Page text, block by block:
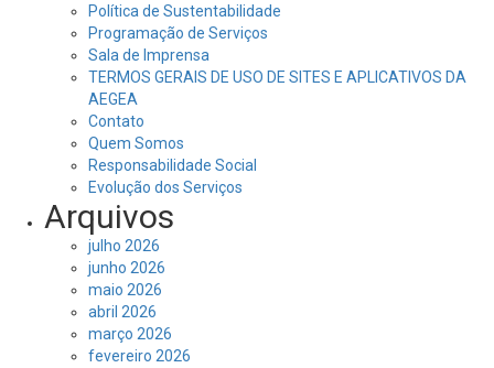
Política de Sustentabilidade
Programação de Serviços
Sala de Imprensa
TERMOS GERAIS DE USO DE SITES E APLICATIVOS DA
AEGEA
Contato
Quem Somos
Responsabilidade Social
Evolução dos Serviços
Arquivos
julho 2026
junho 2026
maio 2026
abril 2026
março 2026
fevereiro 2026